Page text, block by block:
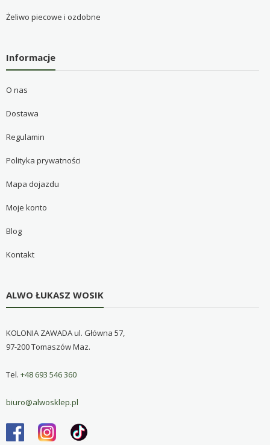
Żeliwo piecowe i ozdobne
Informacje
O nas
Dostawa
Regulamin
Polityka prywatności
Mapa dojazdu
Moje konto
Blog
Kontakt
ALWO ŁUKASZ WOSIK
KOLONIA ZAWADA ul. Główna 57,
97-200 Tomaszów Maz.
Tel. +48 693 546 360
biuro@alwosklep.pl